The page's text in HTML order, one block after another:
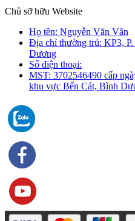
Chủ sỡ hữu Website
Họ tên: Nguyễn Văn Vân
Địa chỉ thường trú: KP3,
Dương
Số điện thoại:
MST: 3702546490 cấp
khu vực Bến Cát, Bình